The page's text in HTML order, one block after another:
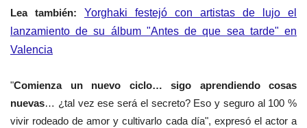
Lea también: Yorghaki festejó con artistas de lujo el
lanzamiento de su álbum "Antes de que sea tarde" en
Valencia
"Comienza un nuevo ciclo… sigo aprendiendo cosas
nuevas… ¿tal vez ese será el secreto? Eso y seguro al 100 %
vivir rodeado de amor y cultivarlo cada día", expresó el actor a